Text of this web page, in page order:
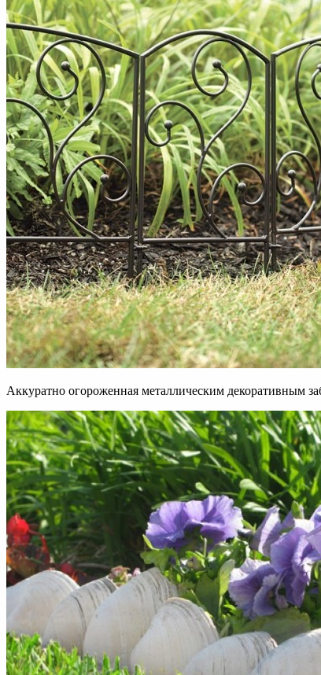
Аккуратно огороженная металлическим декоративным